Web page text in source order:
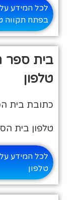
לכל המידע על
בפתח תקווה
בית ספר
טלפון
כתובת בית
טלפון בית הספר: 073-
לכל המידע על
טלפון